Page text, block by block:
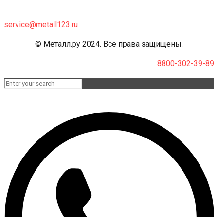
service@metall123.ru
© Металл.ру 2024. Все права защищены.
8800-302-39-89